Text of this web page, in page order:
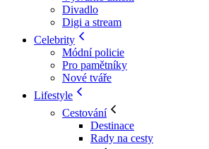
Divadlo
Digi a stream
Celebrity
Módní policie
Pro pamětníky
Nové tváře
Lifestyle
Cestování
Destinace
Rady na cesty